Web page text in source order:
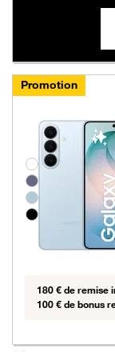
Promotion
Groupe de
180 € de remise
100 € de bonus